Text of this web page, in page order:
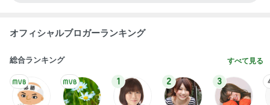
オフィシャルブロガーランキング
総合ランキング すべて見る
1 2 3